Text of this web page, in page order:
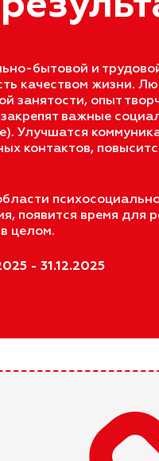
бытовой и
качеством жизни.
занятости, опыт
важные
Улучшатся
контактов,
появится время для
целом.
- 31.12.2025